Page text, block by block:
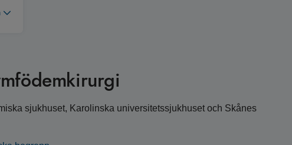
sjukhuset, Karolinska universitetssjukhuset och Skånes